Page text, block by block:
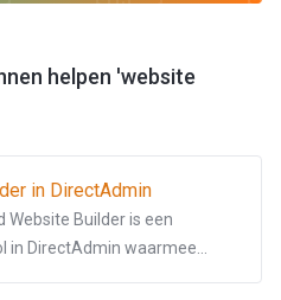
helpen 'website
in DirectAdmin
Website Builder is een
DirectAdmin waarmee...